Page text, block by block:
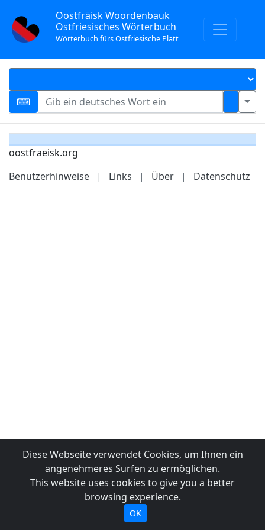
Oostfräisk Woordenbauk
Ostfriesisches Wörterbuch
Wörterbuch fürs Ostfriesische Platt
oostfraeisk.org
Benutzerhinweise
| Links | Über | Datenschutz
Diese Webseite verwendet Cookies, um Ihnen ein
angenehmeres Surfen zu ermöglichen.
This website uses cookies to give you a better
browsing experience.
OK